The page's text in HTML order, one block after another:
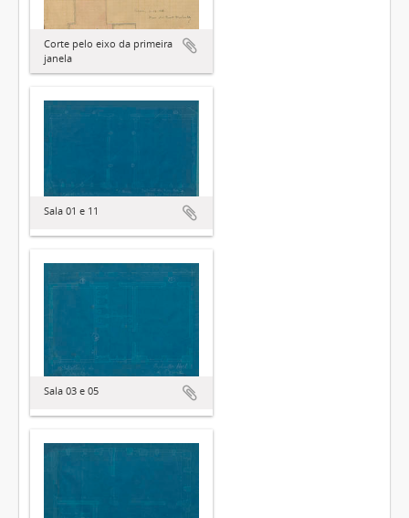
Corte pelo eixo da primeira
janela
Sala 01 e 11
Sala 03 e 05